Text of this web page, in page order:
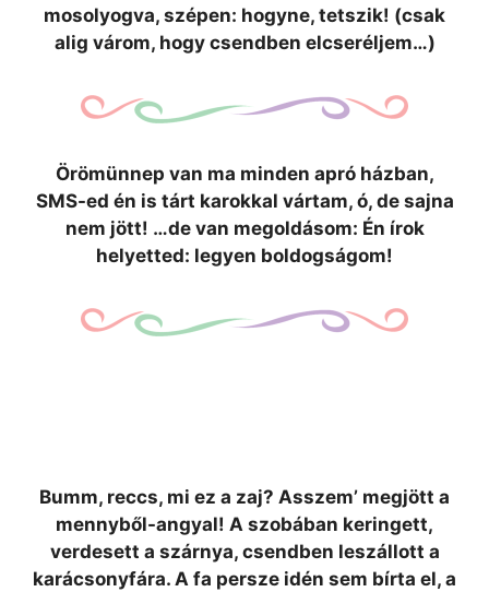
mosolyogva, szépen: hogyne, tetszik! (csak
alig várom, hogy csendben elcseréljem…)
Örömünnep van ma minden apró házban,
SMS-ed én is tárt karokkal vártam, ó, de sajna
nem jött! …de van megoldásom: Én írok
helyetted: legyen boldogságom!
Bumm, reccs, mi ez a zaj? Asszem’ megjött a
mennyből-angyal! A szobában keringett,
verdesett a szárnya, csendben leszállott a
karácsonyfára. A fa persze idén sem bírta el, a